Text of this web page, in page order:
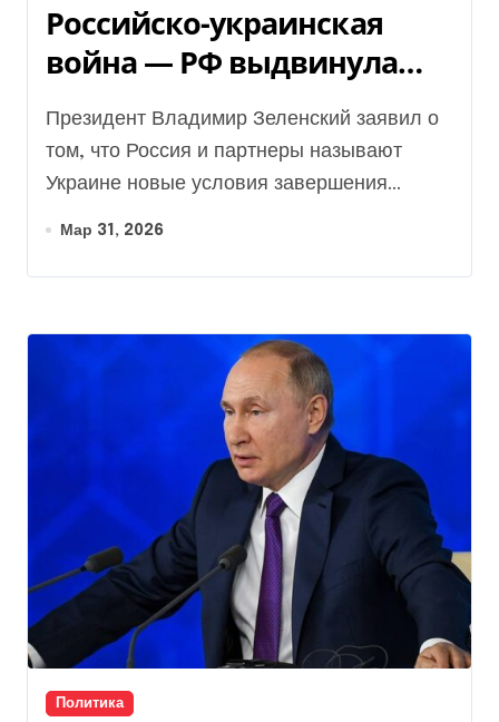
Российско-украинская
война — РФ выдвинула
новый срок выхода из
Донбасса для ВСУ
Президент Владимир Зеленский заявил о
том, что Россия и партнеры называют
Украине новые условия завершения...
Мар 31, 2026
Политика